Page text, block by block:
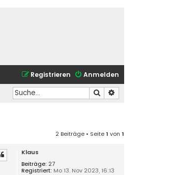
Anmelden
Registrieren
Suche
2 Beiträge • Seite1 von 1
Klaus
Beiträge: 27
Registriert: Mo 13. Nov 2023, 16:13